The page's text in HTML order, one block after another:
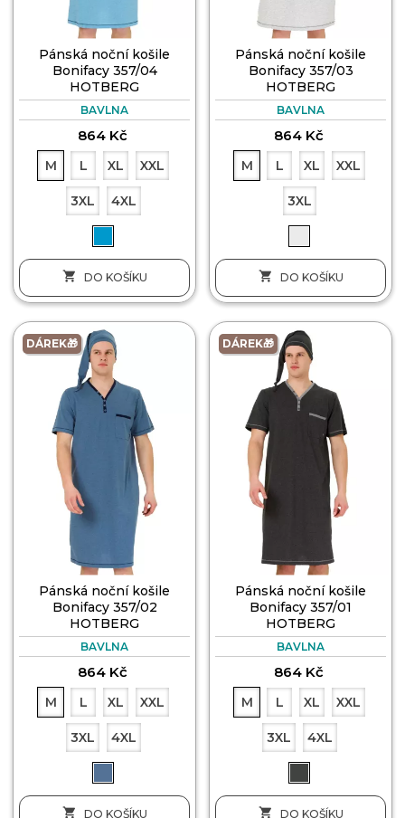
Pánská noční košile
Bonifacy 357/04
HOTBERG
BAVLNA
864 Kč
M L XL XXL
3XL 4XL
 DO KOŠÍKU
Pánská noční košile
Bonifacy 357/03
HOTBERG
BAVLNA
864 Kč
M L XL XXL
3XL
 DO KOŠÍKU
DÁREK🎁
Pánská noční košile
Bonifacy 357/02
HOTBERG
BAVLNA
864 Kč
M L XL XXL
3XL 4XL
 DO KOŠÍKU
DÁREK🎁
Pánská noční košile
Bonifacy 357/01
HOTBERG
BAVLNA
864 Kč
M L XL XXL
3XL 4XL
 DO KOŠÍKU